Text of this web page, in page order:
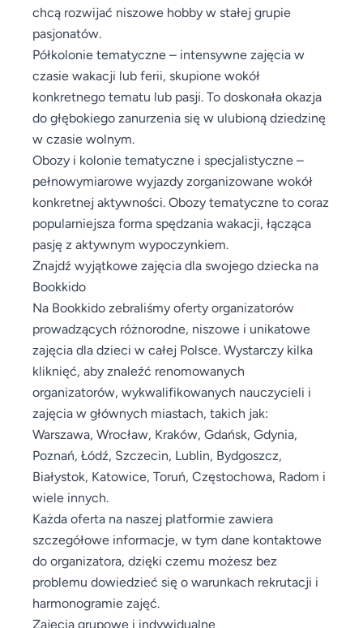
chcą rozwijać niszowe hobby w stałej grupie
pasjonatów.
Półkolonie tematyczne – intensywne zajęcia w
czasie wakacji lub ferii, skupione wokół
konkretnego tematu lub pasji. To doskonała okazja
do głębokiego zanurzenia się w ulubioną dziedzinę
w czasie wolnym.
Obozy i kolonie tematyczne i specjalistyczne –
pełnowymiarowe wyjazdy zorganizowane wokół
konkretnej aktywności. Obozy tematyczne to coraz
popularniejsza forma spędzania wakacji, łącząca
pasję z aktywnym wypoczynkiem.
Znajdź wyjątkowe zajęcia dla swojego dziecka na
Bookkido
Na Bookkido zebraliśmy oferty organizatorów
prowadzących różnorodne, niszowe i unikatowe
zajęcia dla dzieci w całej Polsce. Wystarczy kilka
kliknięć, aby znaleźć renomowanych
organizatorów, wykwalifikowanych nauczycieli i
zajęcia w głównych miastach, takich jak:
Warszawa, Wrocław, Kraków, Gdańsk, Gdynia,
Poznań, Łódź, Szczecin, Lublin, Bydgoszcz,
Białystok, Katowice, Toruń, Częstochowa, Radom i
wiele innych.
Każda oferta na naszej platformie zawiera
szczegółowe informacje, w tym dane kontaktowe
do organizatora, dzięki czemu możesz bez
problemu dowiedzieć się o warunkach rekrutacji i
harmonogramie zajęć.
Zajęcia grupowe i indywidualne